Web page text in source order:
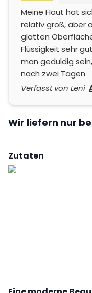
Meine Haut hat
relativ groß, aber
glatten
Flüssigkeit sehr
man geduldig
nach zwei Tagen
Verfasst von Leni
Wir liefern nur
Zutaten